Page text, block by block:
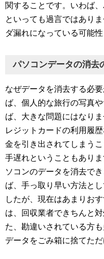
関することです。いわば
といっても過言ではあり
ダ漏れになっている可能性
パソコンデータの消去
なぜデータを消去する必
ば、個人的な旅行の写真
ば、大きな問題にはなり
レジットカードの利用履
金を引き出されてしまう
手遅れということもあり
ソコンのデータを消去で
ば、手っ取り早い方法と
したが、現在はあまりお
は、回収業者できちんと
た、勘違いされている方
データをごみ箱に捨てた